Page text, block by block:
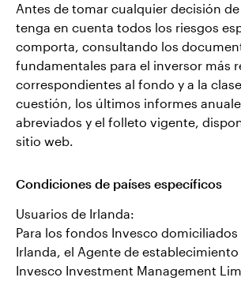
Antes de tomar cualquier decisión
tenga en cuenta todos los riesgos
comporta, consultando los
fundamentales para el inversor más
correspondientes al fondo y a la
cuestión, los últimos informes
abreviados y el folleto vigente,
sitio web.
Condiciones de países específicos
Usuarios de Irlanda:
Para los fondos Invesco
Irlanda, el Agente de establecimiento
Invesco Investment Management